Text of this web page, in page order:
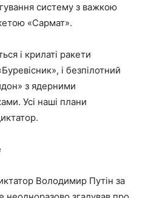
систему з важкою
«Сармат».
і крилаті ракети
і безпілотний
з ядерними
Усі наші плани
Володимир Путін за